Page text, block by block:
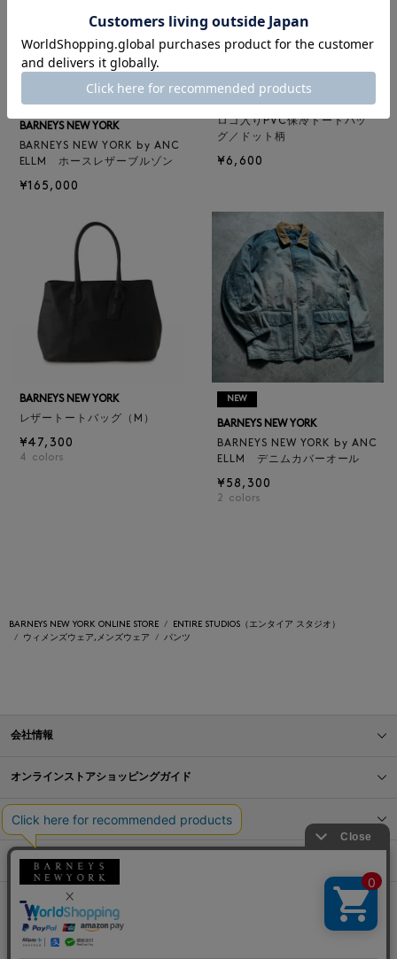
BARNEYS NEW YORK
BARNEYS NEW YORK by ANC
ELLM ホースレザーブルゾン
¥165,000
ロゴ入りPVC保冷トートバッ
グ／ドット柄
¥6,600
BARNEYS NEW YORK
レザートートバッグ（M）
¥47,300
4 colors
NEW
BARNEYS NEW YORK
BARNEYS NEW YORK by ANC
ELLM デニムカバーオール
¥58,300
2 colors
BARNEYS NEW YORK ONLINE STORE
ENTIRE STUDIOS（エンタイア スタジオ）
ウィメンズウェア,メンズウェア
パンツ
会社情報
オンラインストアショッピングガイド
店舗情報
サービス